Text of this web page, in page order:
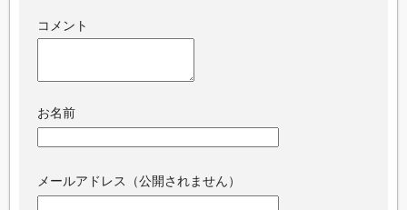
コメント
お名前
メールアドレス（公開されません）